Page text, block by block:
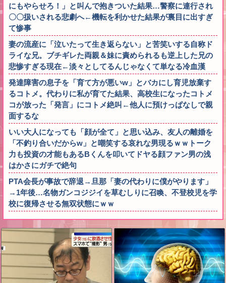
にもやらせろ！」と叫んで抱きついた結果…警察に連行され
〇〇扱いされる悲劇へ←機転を利かせた結果が裏目に出すぎ
て惨事
妻の流産に「泣いたって生き返らない」と苦笑いする自称ド
ライな兄。ブチギレた両親＆妹に責められるも逆上した兄の
悲惨すぎる現在←淡々としてるんじゃなくて単なる冷血漢
発達障害の息子を「育て方が悪いw」とバカにし育児放棄す
るコトメ。代わりに私が育てた結果、高校生になったコトメ
コが放った「発言」にコトメ絶叫←他人に預けっぱなしで親
面するな
いい大人になっても「顔が全て」と思い込み、友人の離婚を
「不釣り合いだからw」と嘲笑する哀れな男現るｗｗトーク
力も投資の才能もあるBくんを叩いてドヤる顔ファン男の浅
はかさにガチで絶句
PTA会長が事故で辞退→旦那「妻の代わりに僕がやります」
→1年後…名物ガンコジジイを草むしりに召喚、不登校児を学
校に復帰させる無双状態にｗｗ